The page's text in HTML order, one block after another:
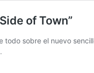
of Town”
todo sobre el nuevo